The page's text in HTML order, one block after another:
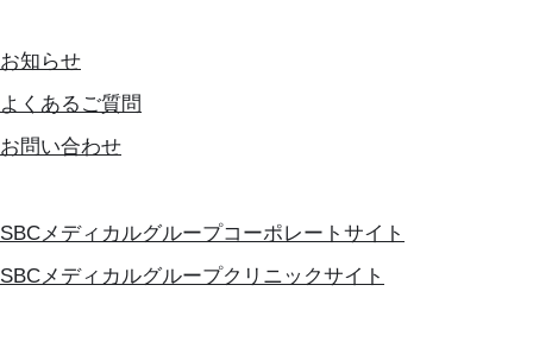
お知らせ
よくあるご質問
お問い合わせ
SBCメディカルグループコーポレートサイト
SBCメディカルグループクリニックサイト